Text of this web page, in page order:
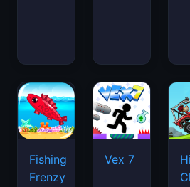
Fishing
Frenzy
Vex 7